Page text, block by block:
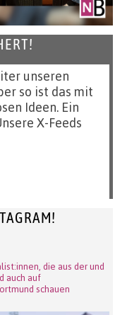
unseren
so ist das mit
Ideen. Ein
X-Feeds
die aus der und
auch auf
schauen